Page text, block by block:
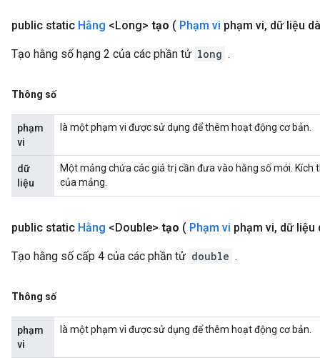
public static Hằng <Long> tạo ( Phạm vi phạm vi, dữ liệu
Tạo hằng số hạng 2 của các phần tử long .
Thông số
phạm
vi
là một phạm vi được sử dụng để thêm hoạt động cơ bản.
dữ
liệu
Một mảng chứa các giá trị cần đưa vào hằng số mới.
của mảng.
public static Hằng <Double> tạo ( Phạm vi phạm vi, dữ liệu
Tạo hằng số cấp 4 của các phần tử double .
Thông số
phạm
vi
là một phạm vi được sử dụng để thêm hoạt động cơ bản.